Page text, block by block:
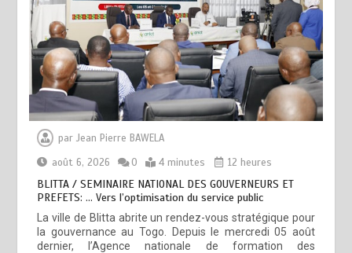
parJean Pierre BAWELA
août 6, 2026
0 4 minutes 12 heures
BLITTA / SEMINAIRE NATIONAL DES GOUVERNEURS ET
PREFETS: … Vers l’optimisation du service public
La ville de Blitta abrite un rendez-vous stratégique pour
la gouvernance au Togo. Depuis le mercredi 05 août
dernier, l’Agence nationale de formation des